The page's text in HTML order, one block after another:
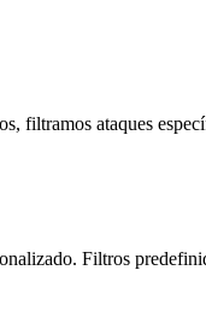
filtramos ataques
Filtros